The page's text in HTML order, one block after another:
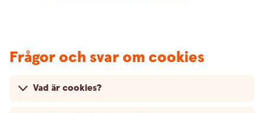
Frågor och svar om cookies
Vad är cookies?